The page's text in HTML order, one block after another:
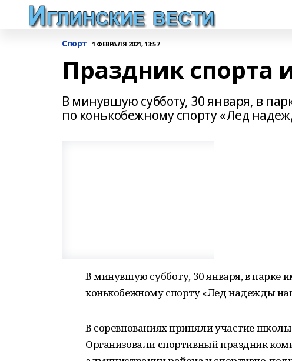
Спорт 1 ФЕВРАЛЯ 2021, 13:57
Праздник спорта
В минувшую субботу, 30 января, в
по конькобежному спорту «Лед
В минувшую субботу, 30 января, в парке
конькобежному спорту «Лед надежды
В соревнованиях приняли участие
Организовали спортивный праздник